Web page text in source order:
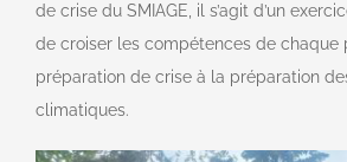
de crise du SMIAGE, il s’agit d’un
de croiser les compétences de chaque
préparation de crise à la préparation
climatiques.